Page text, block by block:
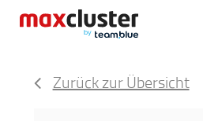
Zurück zur Übersicht